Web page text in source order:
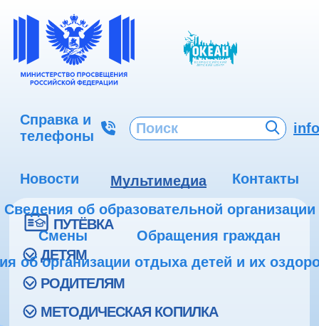
Справка и
телефоны
Новости Мультимедиа
Контакты
Сведения об образовательной организации
Смены
Обращения граждан
об организации отдыха детей и их
ПУТЁВКА
ДЕТЯМ
РОДИТЕЛЯМ
МЕТОДИЧЕСКАЯ КОПИЛКА